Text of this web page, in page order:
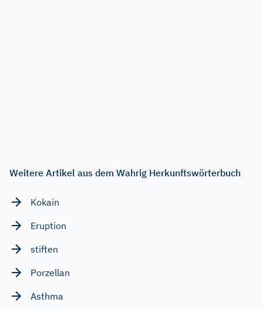
Weitere Artikel aus dem Wahrig Herkunftswörterbuch
Kokain
Eruption
stiften
Porzellan
Asthma